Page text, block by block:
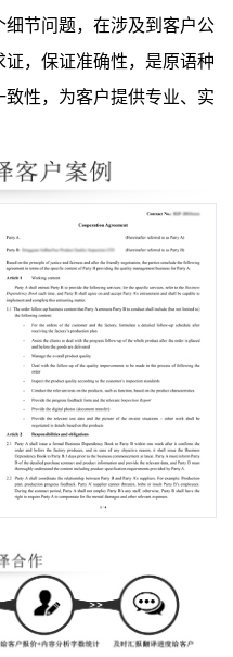
节问题，在涉及到客户公
，保证准确性，是原语种
性，为客户提供专业、实